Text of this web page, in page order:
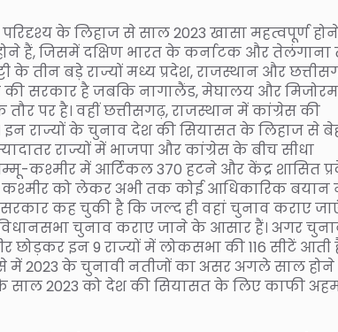
के लिहाज से साल 2023 खासा महत्वपूर्ण
हैं, जिसमें दक्षिण भारत के कर्नाटक और तेलंगाना
के तीन बड़े राज्यों मध्य प्रदेश, राजस्थान और
की सरकार है जबकि नागालैंड, मेघालय और
पर है। वहीं छत्तीसगढ़, राजस्थान में कांग्रेस की
इन राज्यों के चुनाव देश की सियासत के लिहाज से
राज्यों में भाजपा और कांग्रेस के बीच सीधा
कश्मीर में आर्टिकल 370 हटने और केंद्र शासित
को लेकर अभी तक कोई आधिकारिक बयान
कह चुकी है कि जल्द ही वहां चुनाव कराए
चुनाव कराए जाने के आसार हैं। अगर
छोड़कर इन 9 राज्यों में लोकसभा की 116 सीटें आती
में 2023 के चुनावी नतीजों का असर अगले साल होने
2023 को देश की सियासत के लिए काफी